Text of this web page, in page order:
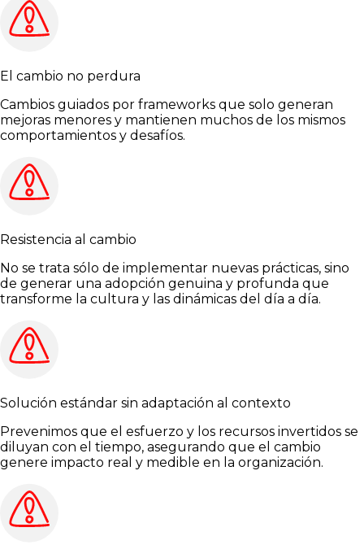
El cambio no perdura
Cambios guiados por frameworks que solo generan
mejoras menores y mantienen muchos de los mismos
comportamientos y desafíos.
Resistencia al cambio
No se trata sólo de implementar nuevas prácticas, sino
de generar una adopción genuina y profunda que
transforme la cultura y las dinámicas del día a día.
Solución estándar sin adaptación al contexto
Prevenimos que el esfuerzo y los recursos invertidos se
diluyan con el tiempo, asegurando que el cambio
genere impacto real y medible en la organización.